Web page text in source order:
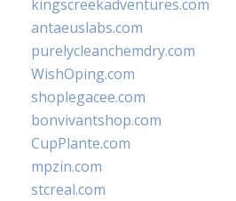
kingscreekadventures.com
antaeuslabs.com
purelycleanchemdry.com
WishOping.com
shoplegacee.com
bonvivantshop.com
CupPlante.com
mpzin.com
stcreal.com